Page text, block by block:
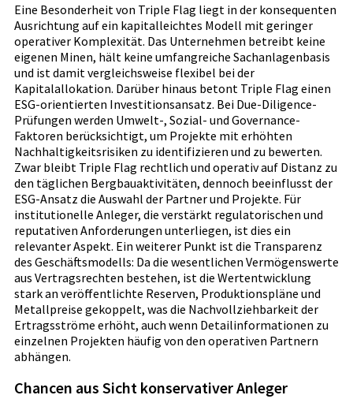
Eine Besonderheit von Triple Flag liegt in der konsequenten
Ausrichtung auf ein kapitalleichtes Modell mit geringer
operativer Komplexität. Das Unternehmen betreibt keine
eigenen Minen, hält keine umfangreiche Sachanlagenbasis
und ist damit vergleichsweise flexibel bei der
Kapitalallokation. Darüber hinaus betont Triple Flag einen
ESG-orientierten Investitionsansatz. Bei Due-Diligence-
Prüfungen werden Umwelt-, Sozial- und Governance-
Faktoren berücksichtigt, um Projekte mit erhöhten
Nachhaltigkeitsrisiken zu identifizieren und zu bewerten.
Zwar bleibt Triple Flag rechtlich und operativ auf Distanz zu
den täglichen Bergbauaktivitäten, dennoch beeinflusst der
ESG-Ansatz die Auswahl der Partner und Projekte. Für
institutionelle Anleger, die verstärkt regulatorischen und
reputativen Anforderungen unterliegen, ist dies ein
relevanter Aspekt. Ein weiterer Punkt ist die Transparenz
des Geschäftsmodells: Da die wesentlichen Vermögenswerte
aus Vertragsrechten bestehen, ist die Wertentwicklung
stark an veröffentlichte Reserven, Produktionspläne und
Metallpreise gekoppelt, was die Nachvollziehbarkeit der
Ertragsströme erhöht, auch wenn Detailinformationen zu
einzelnen Projekten häufig von den operativen Partnern
abhängen.
Chancen aus Sicht konservativer Anleger